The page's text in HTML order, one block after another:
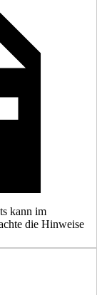
kann im
die Hinweise